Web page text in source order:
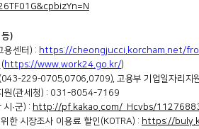
등)
용센터 ) : https://cheongjucci.korcham.net/
(https://www.work24.go.kr/)
(043-229-0705,0706,0709), 고용부 기업일자리지
원 (관세청) : 031-8054-7169
시 ·군) : http://pf.kakao.com/_Hcvbs/
한 시장조사 이용료 할인 (KOTRA) : https://